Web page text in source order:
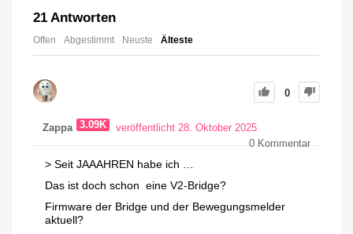
21 Antworten
Offen Abgestimmt Neuste Älteste
0
Zappa 3.09K
veröffentlicht 28. Oktober 2025
0Kommentar
> Seit JAAAHREN habe ich …
Das ist doch schon eine V2-Bridge?
Firmware der Bridge und der Bewegungsmelder
aktuell?